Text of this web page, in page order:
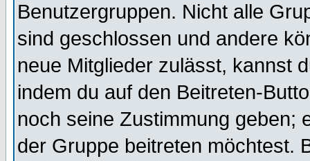
Benutzergruppen. Nicht alle
sind geschlossen und andere
neue Mitglieder zulässt, kannst
indem du auf den Beitreten-
noch seine Zustimmung geben;
der Gruppe beitreten möchtest.